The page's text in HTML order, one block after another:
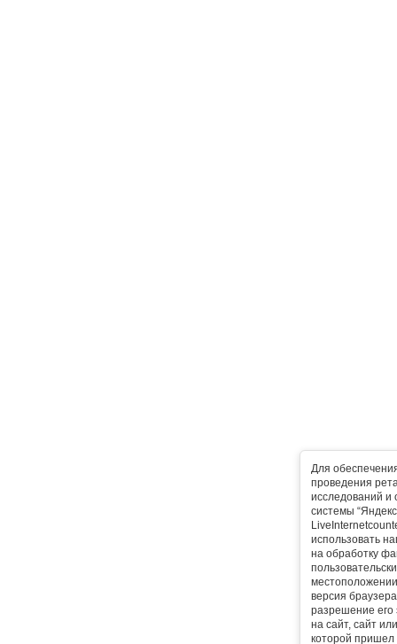
Для
проведения
исследований и
системы
использовать
на обработку
версия
разрешение его
на сайт, сайт
которой пришел